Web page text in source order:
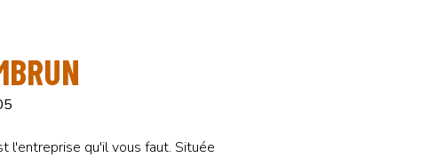
l'entreprise qu'il vous faut. Située